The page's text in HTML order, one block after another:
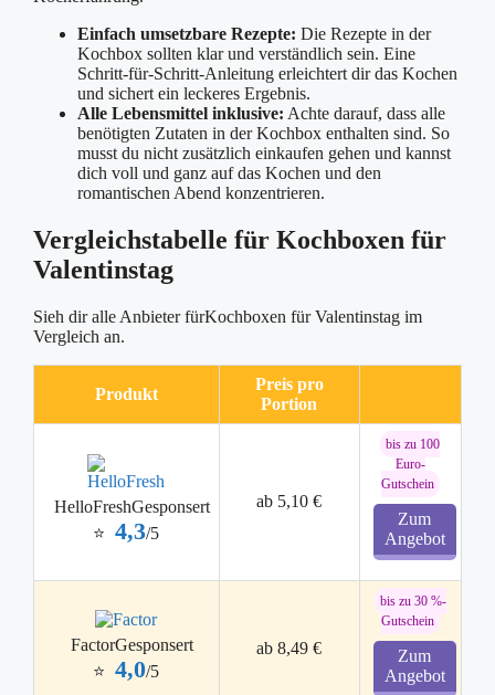
Einfach umsetzbare Rezepte: Die Rezepte in der
Kochbox sollten klar und verständlich sein. Eine
Schritt-für-Schritt-Anleitung erleichtert dir das Kochen
und sichert ein leckeres Ergebnis.
Alle Lebensmittel inklusive: Achte darauf, dass alle
benötigten Zutaten in der Kochbox enthalten sind. So
musst du nicht zusätzlich einkaufen gehen und kannst
dich voll und ganz auf das Kochen und den
romantischen Abend konzentrieren.
Vergleichstabelle für Kochboxen für
Valentinstag
Sieh dir alle Anbieter fürKochboxen für Valentinstag im
Vergleich an.
Produkt
Preis pro
Portion
HelloFreshGesponsert
⭐
4,3/5
ab 5,10 €
bis zu 100
Euro-
Gutschein
Zum
Angebot
FactorGesponsert
⭐
4,0/5
ab 8,49 €
bis zu 30 %-
Gutschein
Zum
Angebot